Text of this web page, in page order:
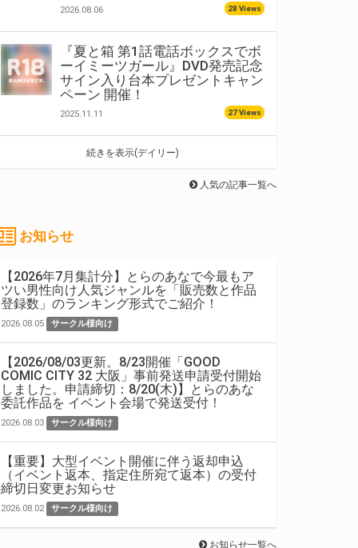
2026.08.06 28 Views
『夏と箱 第1話電話ボックスでボ
ーイミーツガール』DVD発売記念
サイン入り台本プレゼントキャン
ペーン 開催！
2025.11.11 27 Views
続きを表示(デイリー)
人気の記事一覧へ
お知らせ
【2026年7月集計分】とらのあなで今最もア
ツい男性向け人気ジャンルを「販売数と作品
登録数」のランキング形式でご紹介！
2026.08.05 サークル様向け
【2026/08/03更新。8/23開催「GOOD
COMIC CITY 32 大阪」事前発送申請受付開始
しました。申請締切：8/20(木)】とらのあな
委託作品を イベント会場で発送受付！
2026.08.03 サークル様向け
【重要】大型イベント開催に伴う返却申込
（イベント返本、指定住所宛て返本）の受付
締切日変更お知らせ
2026.08.02 サークル様向け
お知らせ一覧へ